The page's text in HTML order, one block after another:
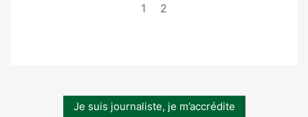
1 2
Je suis journaliste, je m’accrédite